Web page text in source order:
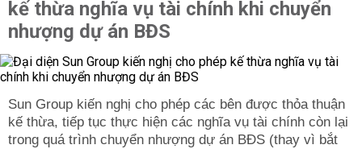
kế thừa nghĩa vụ tài chính khi chuyển
nhượng dự án BĐS
Sun Group kiến nghị cho phép các bên được thỏa thuận
kế thừa, tiếp tục thực hiện các nghĩa vụ tài chính còn lại
trong quá trình chuyển nhượng dự án BĐS (thay vì bắt